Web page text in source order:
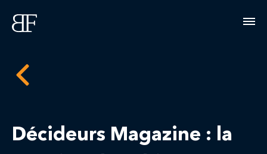
Décideurs Magazine : la